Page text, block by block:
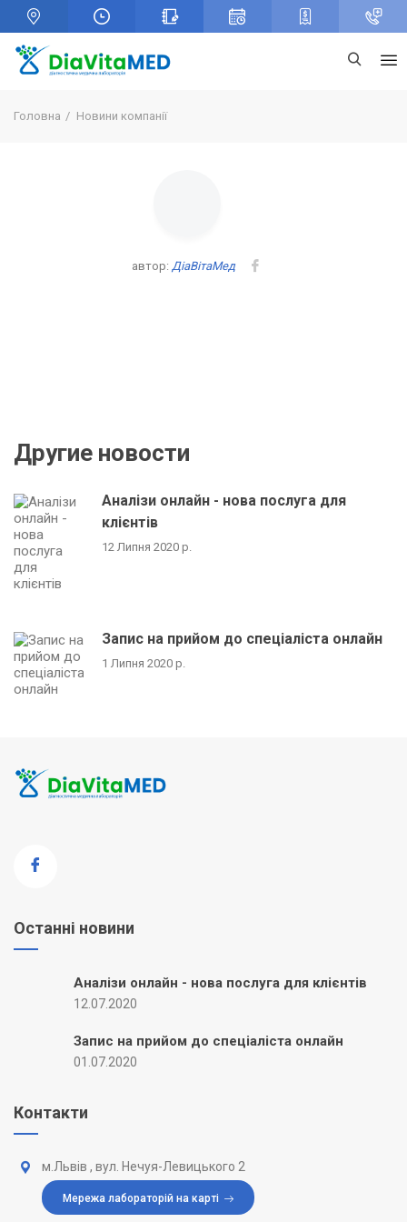
Головна Новини компанії
автор: ДіаВітаМед
Другие новости
Аналізи онлайн - нова послуга для
клієнтів
12 Липня 2020 р.
Запис на прийом до спеціаліста онлайн
1 Липня 2020 р.
Останні новини
Аналізи онлайн - нова послуга для клієнтів
12.07.2020
Запис на прийом до спеціаліста онлайн
01.07.2020
Контакти
м.Львів , вул. Нечуя-Левицького 2
Мережа лабораторій на карті